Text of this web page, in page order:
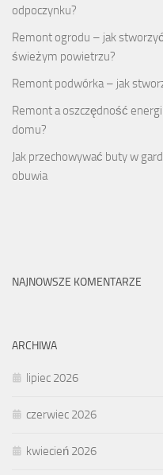
odpoczynku?
Remont ogrodu – jak
świeżym powietrzu?
Remont podwórka – jak
Remont a oszczędność
domu?
Jak przechowywać buty w
obuwia
NAJNOWSZE KOMENTARZE
ARCHIWA
lipiec 2026
czerwiec 2026
kwiecień 2026